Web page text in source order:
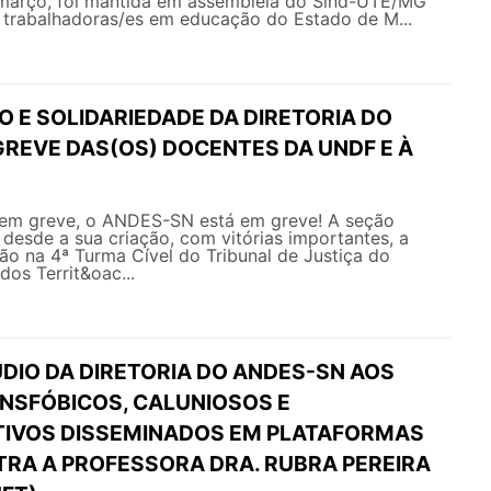
es em educação do Estado de M...
E SOLIDARIEDADE DA DIRETORIA DO
DAS(OS) DOCENTES DA UNDF E À
greve, o ANDES-SN está em greve! A seção
a sua criação, com vitórias importantes, a
na 4ª Turma Cível do Tribunal de Justiça do
Territ&oac...
DA DIRETORIA DO ANDES-SN AOS
CALUNIOSOS E
DISSEMINADOS EM PLATAFORMAS
A PROFESSORA DRA. RUBRA PEREIRA